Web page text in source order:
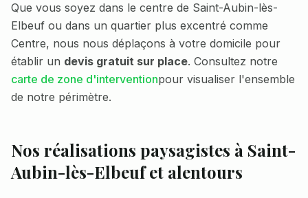
Que vous soyez dans le centre de Saint-Aubin-lès-
Elbeuf ou dans un quartier plus excentré comme
Centre, nous nous déplaçons à votre domicile pour
établir un devis gratuit sur place. Consultez notre
carte de zone d'interventionpour visualiser l'ensemble
de notre périmètre.
Nos réalisations paysagistes à Saint-
Aubin-lès-Elbeufet alentours